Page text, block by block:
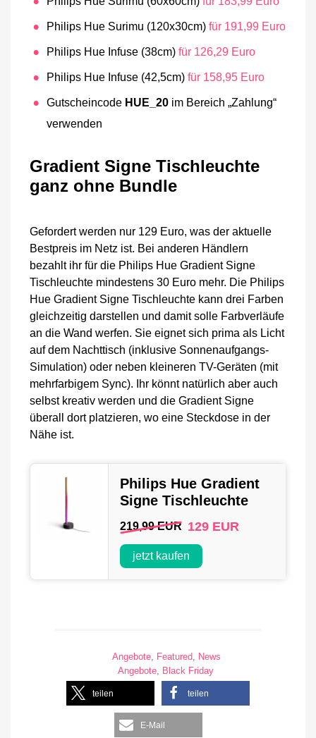
Philips Hue Surimu (120x30cm) für 191,99 Euro
Philips Hue Infuse (38cm) für 126,29 Euro
Philips Hue Infuse (42,5cm) für 158,95 Euro
Gutscheincode HUE_20 im Bereich „Zahlung“
verwenden
Gradient Signe Tischleuchte
ganz ohne Bundle
Gefordert werden nur 129 Euro, was der aktuelle
Bestpreis im Netz ist. Bei anderen Händlern
bezahlt ihr für die Philips Hue Gradient Signe
Tischleuchte mindestens 30 Euro mehr. Die Philips
Hue Gradient Signe Tischleuchte kann drei Farben
gleichzeitig darstellen und damit solle Farbverläufe
an die Wand werfen. Sie eignet sich prima als Licht
auf dem Nachttisch (inklusive Sonnenaufgangs-
Simulation) oder neben kleineren TV-Geräten (mit
mehrfarbigem Sync). Ihr könnt natürlich aber auch
selbst kreativ werden und die Gradient Signe
überall dort platzieren, wo eine Steckdose in der
Nähe ist.
Philips Hue Gradient
Signe Tischleuchte
219,99 EUR 129 EUR
jetzt kaufen
Angebote, Featured, News
Angebote, Black Friday
teilen teilen
E-Mail